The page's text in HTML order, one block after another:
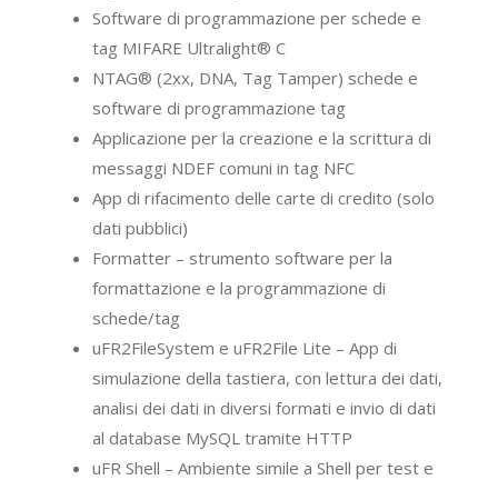
Software di programmazione per schede e
tag MIFARE Ultralight® C
NTAG® (2xx, DNA, Tag Tamper) schede e
software di programmazione tag
Applicazione per la creazione e la scrittura di
messaggi NDEF comuni in tag NFC
App di rifacimento delle carte di credito (solo
dati pubblici)
Formatter – strumento software per la
formattazione e la programmazione di
schede/tag
uFR2FileSystem e uFR2File Lite – App di
simulazione della tastiera, con lettura dei dati,
analisi dei dati in diversi formati e invio di dati
al database MySQL tramite HTTP
uFR Shell – Ambiente simile a Shell per test e